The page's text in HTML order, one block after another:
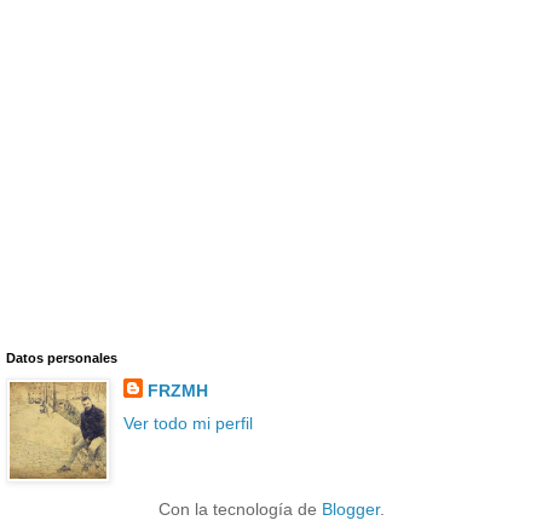
Datos personales
FRZMH
Ver todo mi perfil
Con la tecnología de Blogger.